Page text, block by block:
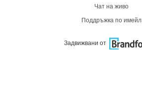
Чат на живо
Поддръжка по имейл
Задвижвани от